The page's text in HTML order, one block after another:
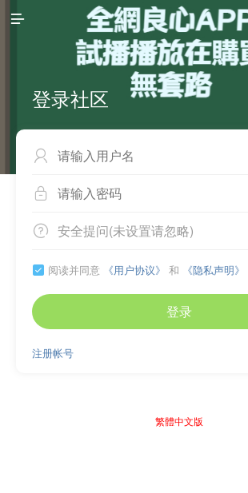

登录社区


 安全提问(未设置请忽略)
 阅读并同意 《用户协议》 和 《隐私声明》
登录
注册帐号
繁體中文版